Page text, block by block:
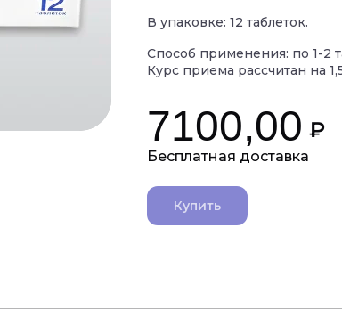
7100,00 ₽
Купить
В упаковке: 12 таблеток.
Способ применения: по 1-2
Курс приема рассчитан на